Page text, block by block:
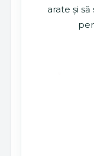
arate și